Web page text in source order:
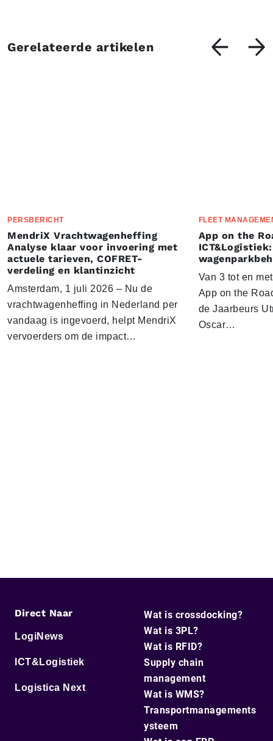
Gerelateerde artikelen
PERSBERICHT
MendriX Vrachtwagenheffing
Analyse klaar voor invoering met
actuele tarieven, COFRET-
verdeling en klantinzicht
Amsterdam, 1 juli 2026 – Nu de
vrachtwagenheffing in Nederland per
vandaag is ingevoerd, helpt MendriX
vervoerders om de impact…
FLEET
App on the
Van 3 tot en
App on the
de Jaarbeurs
Oscar…
Direct Naar
LogiNews
ICT&Logistiek
Logistica Next
Wat is crossdocking?
Wat is 3PL?
Wat is RFID?
Supply chain
management
Wat is WMS?
Transportmanagements
ysteem